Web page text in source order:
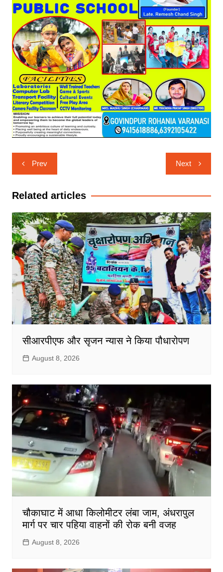
Post
navigation
Prev Next
Related articles
सीआरपीएफ और सृजन न्यास ने किया पौधारोपण
August 8, 2026
चौकाघाट में आधा किलोमीटर लंबा जाम, अंधरापुल
मार्ग पर चार पहिया वाहनों की रोक बनी वजह
August 8, 2026